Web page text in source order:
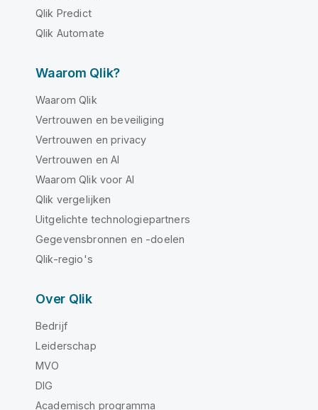
Qlik Predict
Qlik Automate
Waarom Qlik?
Waarom Qlik
Vertrouwen en beveiliging
Vertrouwen en privacy
Vertrouwen en AI
Waarom Qlik voor AI
Qlik vergelijken
Uitgelichte technologiepartners
Gegevensbronnen en -doelen
Qlik-regio's
Over Qlik
Bedrijf
Leiderschap
MVO
DIG
Academisch programma